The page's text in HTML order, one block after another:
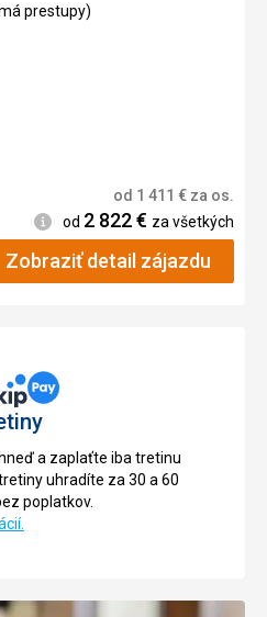
prestupy)
od 1 411 € za os.
Informácie
od 2 822€ za všetkých
Zobraziť detail zájazdu
a zaplaťte iba tretinu
uhradíte za 30 a 60
poplatkov.